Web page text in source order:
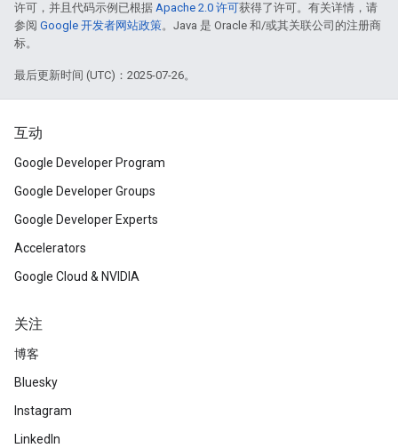
许可，并且代码示例已根据 Apache 2.0 许可获得了许可。有关详情，请
参阅 Google 开发者网站政策。Java 是 Oracle 和/或其关联公司的注册商
标。
最后更新时间 (UTC)：2025-07-26。
互动
Google Developer Program
Google Developer Groups
Google Developer Experts
Accelerators
Google Cloud & NVIDIA
关注
博客
Bluesky
Instagram
LinkedIn